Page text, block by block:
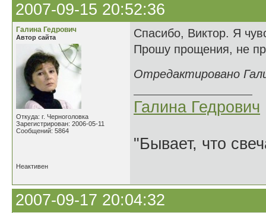
2007-09-15 20:52:36
Галина Гедрович
Автор сайта
Откуда: г. Черноголовка
Зарегистрирован: 2006-05-11
Сообщений: 5864
Спасибо, Виктор. Я
Прошу прощения, не
Отредактировано
Галина Гедрович
"Бывает, что
Неактивен
2007-09-17 20:04:32